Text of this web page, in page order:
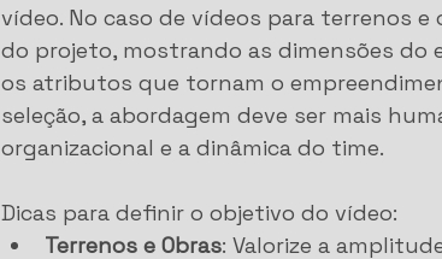
vídeo. No caso de vídeos para terrenos
do projeto, mostrando as dimensões do
os atributos que tornam o
seleção, a abordagem deve ser mais
organizacional e a dinâmica do time.
Dicas para definir o objetivo do vídeo:
Terrenos e Obras: Valorize a